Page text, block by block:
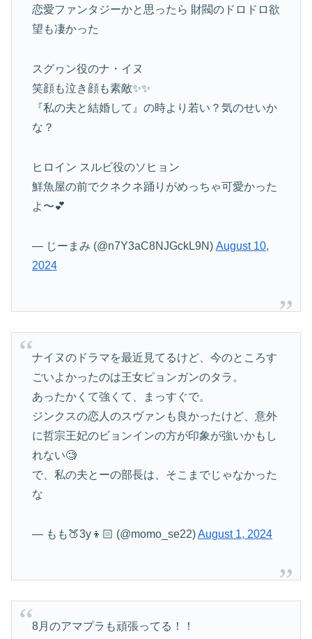
恋愛ファンタジーかと思ったら 財閥のドロドロ欲
望も凄かった
スグヮン役のナ・イヌ
笑顔も泣き顔も素敵✨️✨️
『私の夫と結婚して』の時より若い？気のせいか
な？
ヒロイン スルビ役のソヒョン
鮮魚屋の前でクネクネ踊りがめっちゃ可愛かった
よ〜💕
— じーまみ (@n7Y3aC8NJGckL9N) August 10,
2024
ナイヌのドラマを最近見てるけど、今のところす
ごいよかったのは王女ピョンガンのタラ。
あったかくて強くて、まっすぐで。
ジンクスの恋人のスヴァンも良かったけど、意外
に哲宗王妃のビョンインの方が印象が強いかもし
れない🧐
で、私の夫とーの部長は、そこまでじゃなかった
な
— もも🍑3y👦🏻 (@momo_se22)August 1, 2024
8月のアマプラも頑張ってる！！